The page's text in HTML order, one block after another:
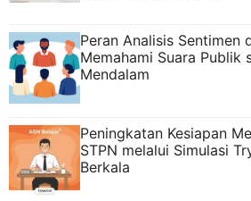
Peran Analisis Sentimen
Memahami Suara Publik
Mendalam
Peningkatan Kesiapan
STPN melalui Simulasi
Berkala